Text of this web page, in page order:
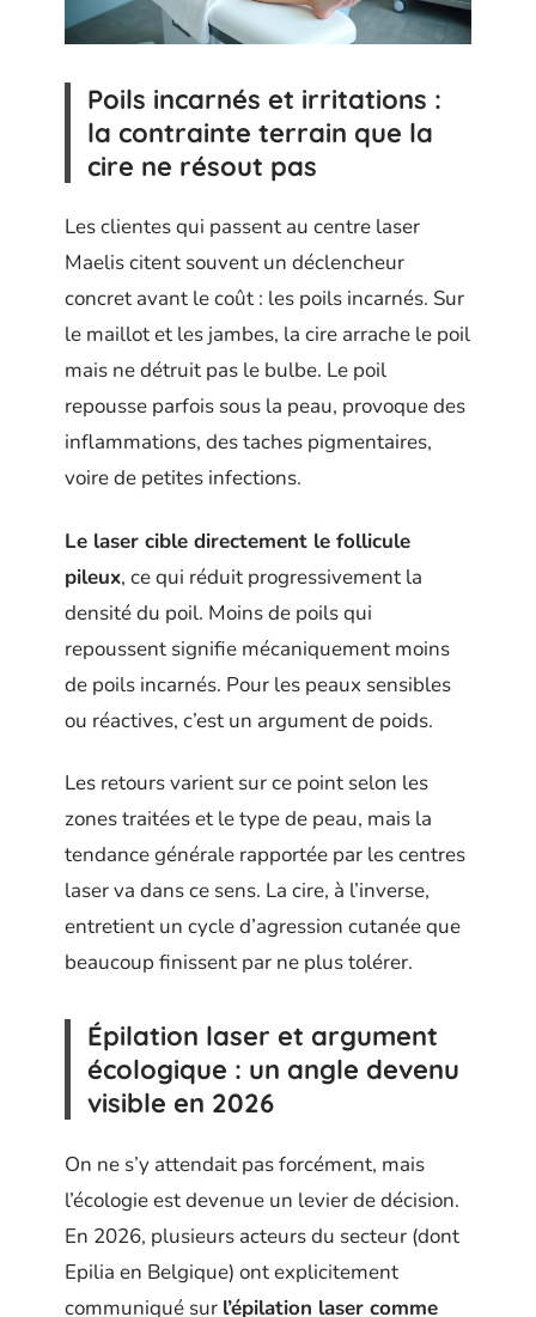
Poils incarnés et irritations :
la contrainte terrain que la
cire ne résout pas
Les clientes qui passent au centre laser
Maelis citent souvent un déclencheur
concret avant le coût : les poils incarnés. Sur
le maillot et les jambes, la cire arrache le poil
mais ne détruit pas le bulbe. Le poil
repousse parfois sous la peau, provoque des
inflammations, des taches pigmentaires,
voire de petites infections.
Le laser cible directement le follicule
pileux, ce qui réduit progressivement la
densité du poil. Moins de poils qui
repoussent signifie mécaniquement moins
de poils incarnés. Pour les peaux sensibles
ou réactives, c’est un argument de poids.
Les retours varient sur ce point selon les
zones traitées et le type de peau, mais la
tendance générale rapportée par les centres
laser va dans ce sens. La cire, à l’inverse,
entretient un cycle d’agression cutanée que
beaucoup finissent par ne plus tolérer.
Épilation laser et argument
écologique : un angle devenu
visible en 2026
On ne s’y attendait pas forcément, mais
l’écologie est devenue un levier de décision.
En 2026, plusieurs acteurs du secteur (dont
Epilia en Belgique) ont explicitement
communiqué sur l’épilation laser comme